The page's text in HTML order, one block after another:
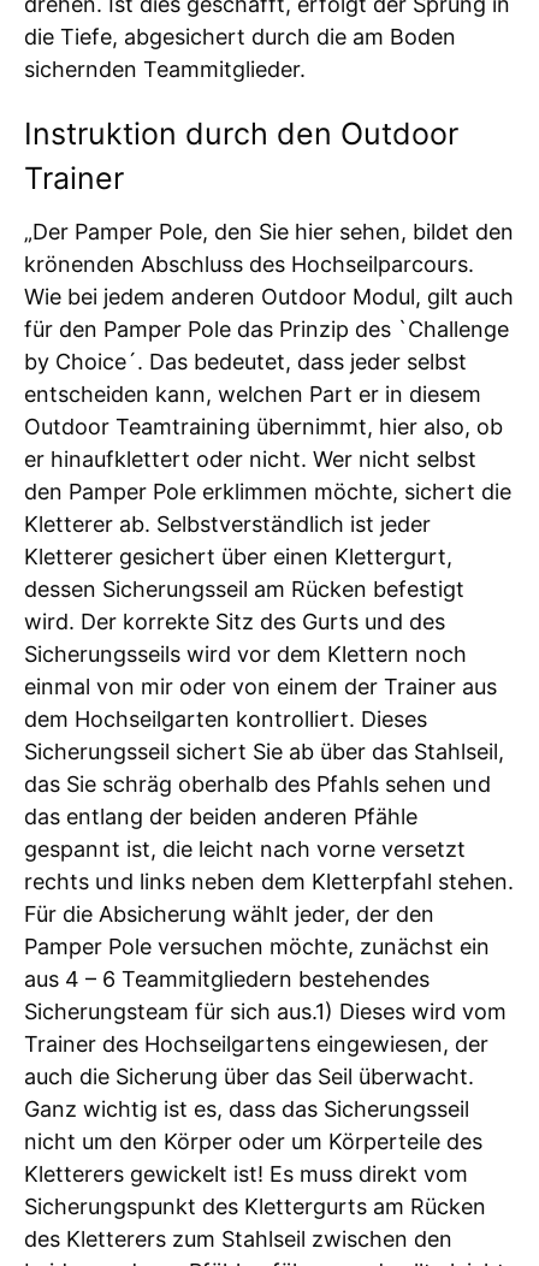
die Tiefe, abgesichert durch die am Boden
sichernden Teammitglieder.
Instruktion durch den Outdoor
Trainer
„Der Pamper Pole, den Sie hier sehen, bildet den
krönenden Abschluss des Hochseilparcours.
Wie bei jedem anderen Outdoor Modul, gilt auch
für den Pamper Pole das Prinzip des `Challenge
by Choice´. Das bedeutet, dass jeder selbst
entscheiden kann, welchen Part er in diesem
Outdoor Teamtraining übernimmt, hier also, ob
er hinaufklettert oder nicht. Wer nicht selbst
den Pamper Pole erklimmen möchte, sichert die
Kletterer ab. Selbstverständlich ist jeder
Kletterer gesichert über einen Klettergurt,
dessen Sicherungsseil am Rücken befestigt
wird. Der korrekte Sitz des Gurts und des
Sicherungsseils wird vor dem Klettern noch
einmal von mir oder von einem der Trainer aus
dem Hochseilgarten kontrolliert. Dieses
Sicherungsseil sichert Sie ab über das Stahlseil,
das Sie schräg oberhalb des Pfahls sehen und
das entlang der beiden anderen Pfähle
gespannt ist, die leicht nach vorne versetzt
rechts und links neben dem Kletterpfahl stehen.
Für die Absicherung wählt jeder, der den
Pamper Pole versuchen möchte, zunächst ein
aus 4 – 6 Teammitgliedern bestehendes
Sicherungsteam für sich aus.1) Dieses wird vom
Trainer des Hochseilgartens eingewiesen, der
auch die Sicherung über das Seil überwacht.
Ganz wichtig ist es, dass das Sicherungsseil
nicht um den Körper oder um Körperteile des
Kletterers gewickelt ist! Es muss direkt vom
Sicherungspunkt des Klettergurts am Rücken
des Kletterers zum Stahlseil zwischen den